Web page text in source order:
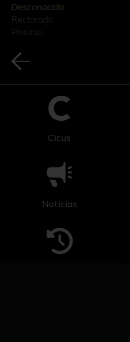
Desconocido
Rectorado
Pinturas
Cicus
Noticias